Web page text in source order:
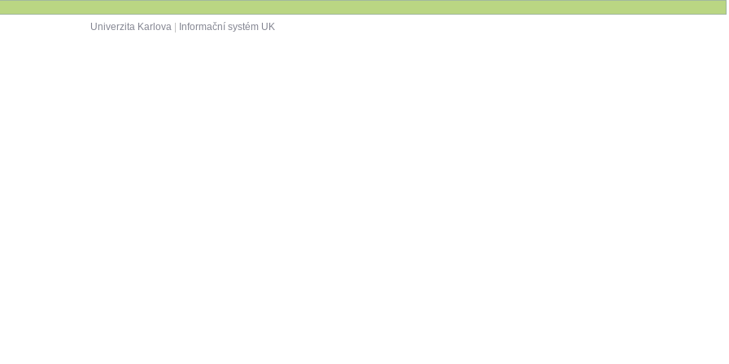
Univerzita Karlova| Informační systém UK